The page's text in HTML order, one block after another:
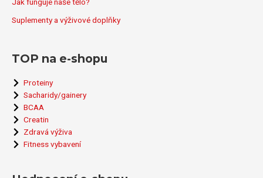
Jak funguje naše tělo?
Suplementy a výživové doplňky
TOP na e-shopu
Proteiny
Sacharidy/gainery
BCAA
Creatin
Zdravá výživa
Fitness vybavení